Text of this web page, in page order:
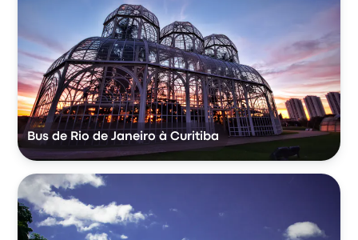
Bus de Rio de Janeiro à Curitiba